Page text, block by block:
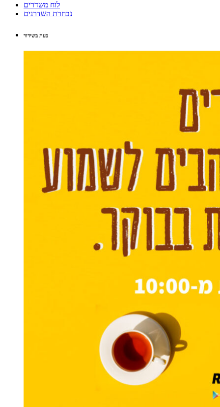
לוח משדרים
נבחרת השדרנים
כעת בשידור